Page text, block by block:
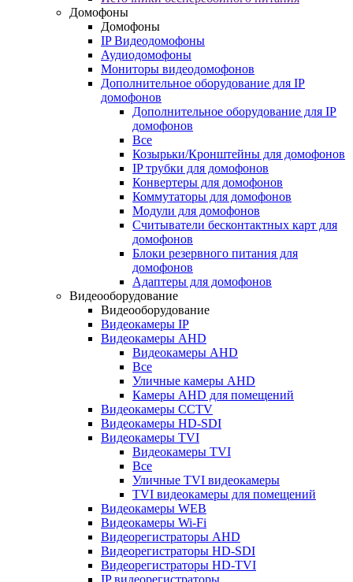
Домофоны
Домофоны
IP Видеодомофоны
Аудиодомофоны
Мониторы видеодомофонов
Дополнительное оборудование для IP
домофонов
Дополнительное оборудование для IP
домофонов
Все
Козырьки/Кронштейны для домофонов
IP трубки для домофонов
Конвертеры для домофонов
Коммутаторы для домофонов
Модули для домофонов
Считыватели бесконтактных карт для
домофонов
Блоки резервного питания для
домофонов
Адаптеры для домофонов
Видеооборудование
Видеооборудование
Видеокамеры IP
Видеокамеры AHD
Видеокамеры AHD
Все
Уличные камеры AHD
Камеры AHD для помещений
Видеокамеры CCTV
Видеокамеры HD-SDI
Видеокамеры TVI
Видеокамеры TVI
Все
Уличные TVI видеокамеры
TVI видеокамеры для помещений
Видеокамеры WEB
Видеокамеры Wi-Fi
Видеорегистраторы AHD
Видеорегистраторы HD-SDI
Видеорегистраторы HD-TVI
IP видеорегистраторы